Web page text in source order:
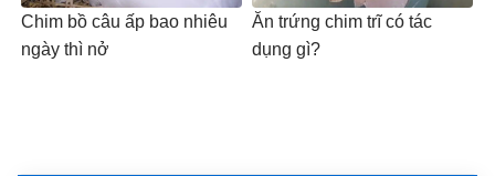
Chim bồ câu ấp bao nhiêu
ngày thì nở
Ăn trứng chim trĩ có tác
dụng gì?